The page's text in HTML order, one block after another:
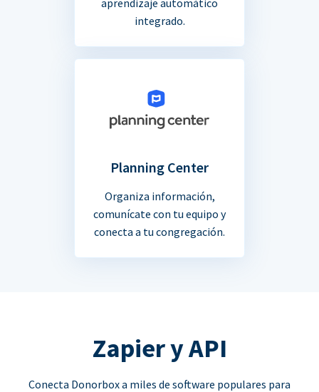
integrado.
Planning Center
Organiza información,
comunícate con tu equipo y
conecta a tu congregación.
Zapier y API
Conecta Donorbox a miles de software populares para